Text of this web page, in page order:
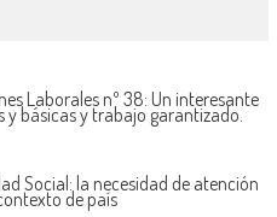
Laborales nº 38: Un interesante
básicas y trabajo garantizado.
Social: la necesidad de atención
de país